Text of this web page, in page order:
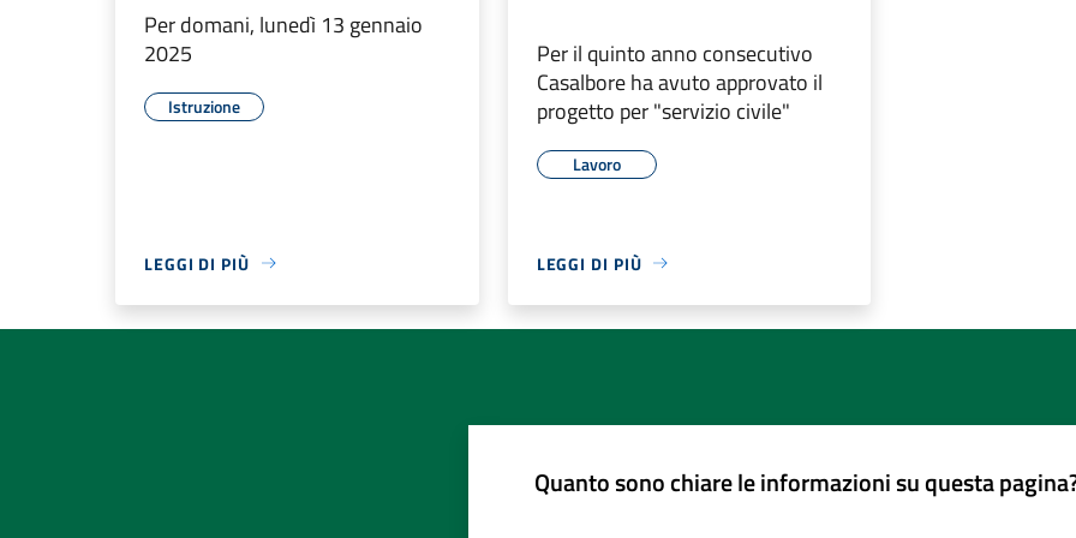
Per domani, lunedì 13 gennaio
2025
Istruzione
LEGGI DI PIÙ
Per il quinto anno consecutivo
Casalbore ha avuto approvato il
progetto per "servizio civile"
Lavoro
LEGGI DI PIÙ
Quanto sono chiare le informazioni su questa